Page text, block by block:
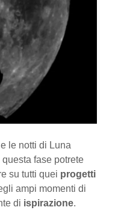
e le notti di Luna
questa fase potrete
su tutti quei progetti
ampi momenti di
di ispirazione.